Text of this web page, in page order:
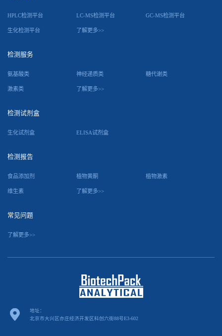
HPLC检测平台 LC-MS检测平台 GC-MS检测平台
生化检测平台 了解更多>>
检测服务
氨基酸类 神经递质类 糖代谢类
激素类 了解更多>>
检测试剂盒
生化试剂盒 ELISA试剂盒
检测报告
食品添加剂 植物黄酮 植物激素
维生素 了解更多>>
常见问题
了解更多>>
地址：
北京市大兴区亦庄经济开发区科创六街88号E3-602